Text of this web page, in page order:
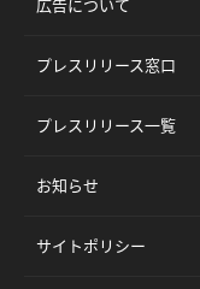
広告について
プレスリリース窓口
プレスリリース一覧
お知らせ
サイトポリシー